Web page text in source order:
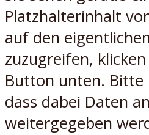
Platzhalterinhalt
auf den
zuzugreifen,
Button unten. Bitte
dass dabei Daten
weitergegeben